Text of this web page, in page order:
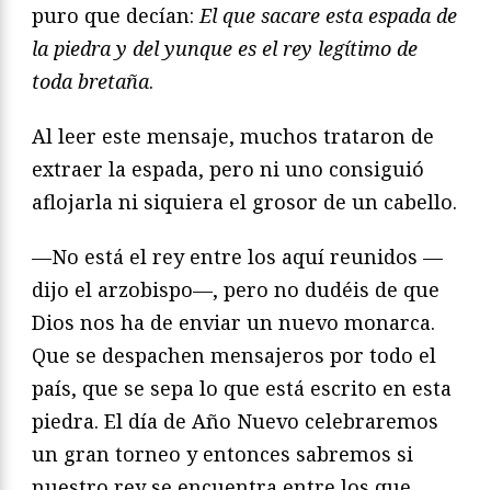
puro que decían:El que sacare esta espada de
la piedra y del yunque es el rey legítimo de
toda bre­taña.
Al leer este mensaje, muchos trataron de
extraer la espada, pero ni uno consi­guió
aflojarla ni siquiera el grosor de un cabello.
—No está el rey entre los aquí reunidos —
dijo el arzobispo—, pero no du­déis de que
Dios nos ha de enviar un nuevo monarca.
Que se despachen men­sajeros por todo el
país, que se sepa lo que está escrito en esta
piedra. El día de Año Nuevo celebraremos
un gran torneo y entonces sabremos si